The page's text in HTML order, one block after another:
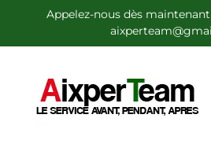
au
contenu
Appelez-nous dès maintenant